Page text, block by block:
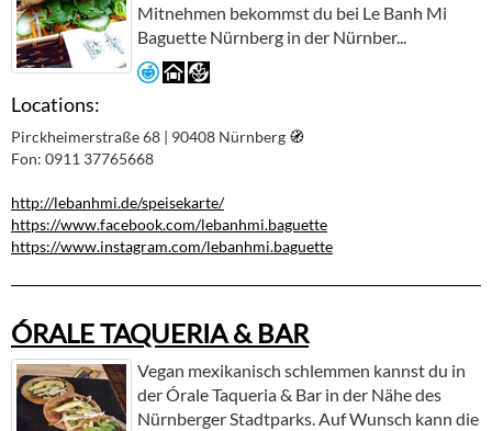
Mitnehmen bekommst du bei Le Banh Mi
Baguette Nürnberg in der Nürnber...
Locations:
Pirckheimerstraße 68 | 90408 Nürnberg 🧭︎
Fon: 0911 37765668
http://lebanhmi.de/speisekarte/
https://www.facebook.com/lebanhmi.baguette
https://www.instagram.com/lebanhmi.baguette
ÓRALE TAQUERIA & BAR
Vegan mexikanisch schlemmen kannst du in
der Órale Taqueria & Bar in der Nähe des
Nürnberger Stadtparks. Auf Wunsch kann die